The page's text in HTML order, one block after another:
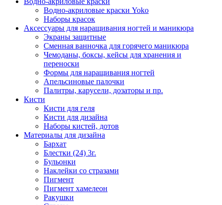
Водно-акриловые краски Yoko
Наборы красок
Аксессуары для наращивания ногтей и маникюра
Экраны защитные
Сменная ванночка для горячего маникюра
Чемоданы, боксы, кейсы для хранения и
переноски
Формы для наращивания ногтей
Апельсиновые палочки
Палитры, карусели, дозаторы и пр.
Кисти
Кисти для геля
Кисти для дизайна
Наборы кистей, дотов
Материалы для дизайна
Бархат
Блестки (24) 3г.
Бульонки
Наклейки со стразами
Пигмент
Пигмент хамелеон
Ракушки